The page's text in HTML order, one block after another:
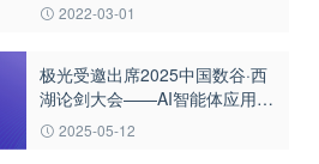
2022-03-01
极光受邀出席2025中国数谷·西
湖论剑大会——AI智能体应用与
安全治理论坛
2025-05-12